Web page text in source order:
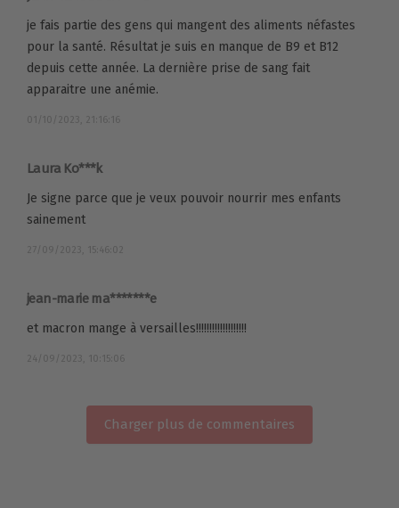
je fais partie des gens qui mangent des aliments néfastes
pour la santé. Résultat je suis en manque de B9 et B12
depuis cette année. La dernière prise de sang fait
apparaitre une anémie.
01/10/2023, 21:16:16
Laura Ko***k
Je signe parce que je veux pouvoir nourrir mes enfants
sainement
27/09/2023, 15:46:02
jean-marie ma*******e
et macron mange à versailles!!!!!!!!!!!!!!!!!!!
24/09/2023, 10:15:06
Charger plus de commentaires